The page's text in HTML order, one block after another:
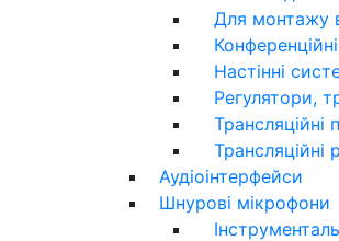
Для монтажу
Настінні
Регулятори,
Трансляційні
Трансляційні
Аудіоінтерфейси
Шнурові мікрофони